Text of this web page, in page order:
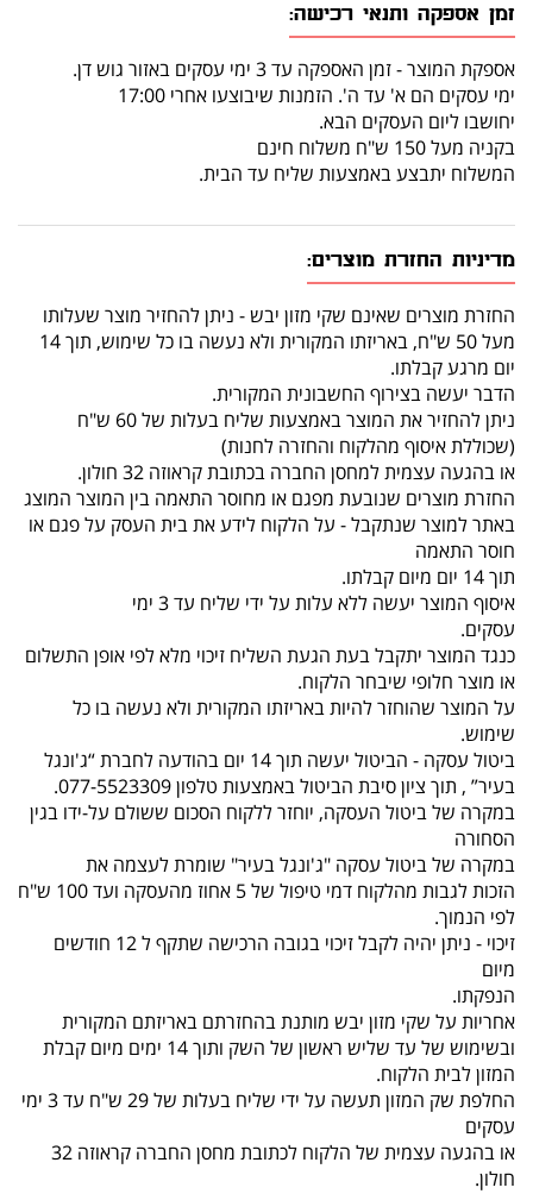
זמן אספקה ותנאי רכישה:
אספקת המוצר - זמן האספקה עד 3 ימי עסקים באזור גוש דן.
ימי עסקים הם א' עד ה'. הזמנות שיבוצעו אחרי 17:00
יחושבו ליום העסקים הבא.
בקניה מעל 150 ש"ח משלוח חינם
המשלוח יתבצע באמצעות שליח עד הבית.
מדיניות החזרת מוצרים:
החזרת מוצרים שאינם שקי מזון יבש - ניתן להחזיר מוצר שעלותו
מעל 50 ש"ח, באריזתו המקורית ולא נעשה בו כל שימוש, תוך 14
יום מרגע קבלתו.
הדבר יעשה בצירוף החשבונית המקורית.
ניתן להחזיר את המוצר באמצעות שליח בעלות של 60 ש"ח
(שכוללת איסוף מהלקוח והחזרה לחנות)
או בהגעה עצמית למחסן החברה בכתובת קראוזה 32 חולון.
החזרת מוצרים שנובעת מפגם או מחוסר התאמה בין המוצר המוצג
באתר למוצר שנתקבל - על הלקוח לידע את בית העסק על פגם או
חוסר התאמה
תוך 14 יום מיום קבלתו.
איסוף המוצר יעשה ללא עלות על ידי שליח עד 3 ימי
עסקים.
כנגד המוצר יתקבל בעת הגעת השליח זיכוי מלא לפי אופן התשלום
או מוצר חלופי שיבחר הלקוח.
על המוצר שהוחזר להיות באריזתו המקורית ולא נעשה בו כל
שימוש.
ביטול עסקה - הביטול יעשה תוך 14 יום בהודעה לחברת “ג'ונגל
בעיר” , תוך ציון סיבת הביטול באמצעות טלפון 077-5523309.
במקרה של ביטול העסקה, יוחזר ללקוח הסכום ששולם על-ידו בגין
הסחורה
במקרה של ביטול עסקה "ג'ונגל בעיר" שומרת לעצמה את
הזכות לגבות מהלקוח דמי טיפול של 5 אחוז מהעסקה ועד 100 ש"ח
לפי הנמוך.
זיכוי - ניתן יהיה לקבל זיכוי בגובה הרכישה שתקף ל 12 חודשים
מיום
הנפקתו.
אחריות על שקי מזון יבש מותנת בהחזרתם באריזתם המקורית
ובשימוש של עד שליש ראשון של השק ותוך 14 ימים מיום קבלת
המזון לבית הלקוח.
החלפת שק המזון תעשה על ידי שליח בעלות של 29 ש"ח עד 3 ימי
עסקים
או בהגעה עצמית של הלקוח לכתובת מחסן החברה קראוזה 32
חולון.